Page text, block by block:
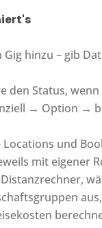
Gig hinzu – gib
den Status, wenn
→ Option →
und
mit eigener